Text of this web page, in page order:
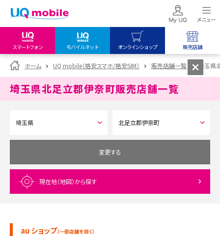
スマートフォン モバイルネット オンラインショップ 販売店舗
my UQ WiMAX
UQ WiMAX ご契約の方
My UQ mobile
データチャージサイト
UQ mobile
オンラインショップ
UQ WiMAX
UQ mobile
販売店舗
UQ WiMAX
ホーム UQ mobile（格安スマホ/格安SIM） 販売店舗一覧 埼玉
埼玉県北足立郡伊奈町販売店舗一覧
変更する
現在地（地図）から探す
au ショップ（一部店舗を除く）